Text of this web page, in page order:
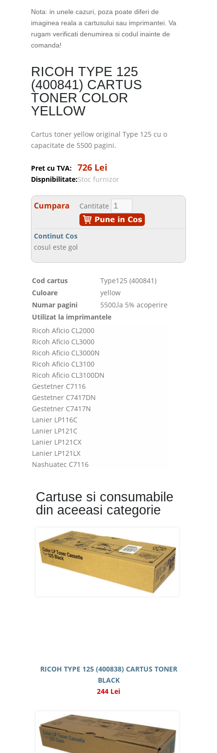
Nota: in unele cazuri, poza poate diferi de
imaginea reala a cartusului sau imprimantei. Va
rugam verificati denumirea si codul inainte de
comanda!
RICOH TYPE 125
(400841) CARTUS
TONER COLOR
YELLOW
Cartus toner yellow original Type 125 cu o
capacitate de 5500 pagini.
Pret cu TVA: 726 Lei
Dispnibilitate:Stoc furnizor
Cumpara Cantitate
Continut Cos
cosul este gol
Cod cartus
Type125 (400841)
Culoare
yellow
Numar pagini
5500,la 5% acoperire
Utilizat la imprimantele
Ricoh Aficio CL2000
Ricoh Aficio CL3000
Ricoh Aficio CL3000N
Ricoh Aficio CL3100
Ricoh Aficio CL3100DN
Gestetner C7116
Gestetner C7417DN
Gestetner C7417N
Lanier LP116C
Lanier LP121C
Lanier LP121CX
Lanier LP121LX
Nashuatec C7116
Rex Rotary C7116
Rex Rotary C7416
Cartuse si consumabile
din aceeasi categorie
RICOH TYPE 125 (400838) CARTUS TONER
BLACK
244 Lei